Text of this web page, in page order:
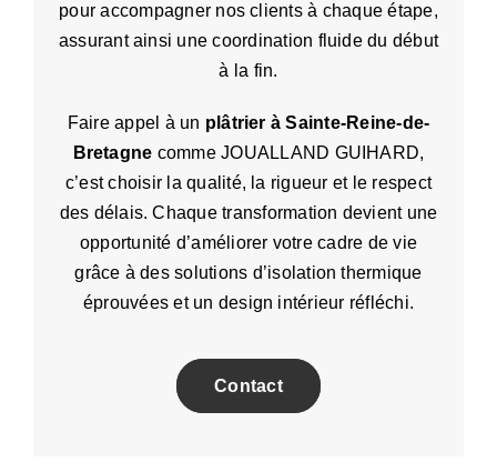
pour accompagner nos clients à chaque étape,
assurant ainsi une coordination fluide du début
à la fin.
Faire appel à un plâtrier à Sainte-Reine-de-
Bretagne comme JOUALLAND GUIHARD,
c’est choisir la qualité, la rigueur et le respect
des délais. Chaque transformation devient une
opportunité d’améliorer votre cadre de vie
grâce à des solutions d’isolation thermique
éprouvées et un design intérieur réfléchi.
Contact